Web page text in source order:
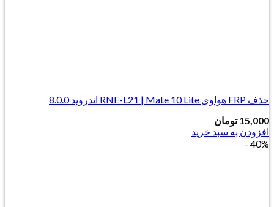
حذف FRP هواوی RNE-L21 | Mate 10 Lite اندروید 8.0.0
15,000 تومان
افزودن به سبد خرید
40% -